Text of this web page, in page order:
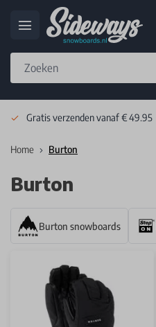
Gratis verzenden vanaf € 49.95
Home Burton
Burton
Burton snowboards